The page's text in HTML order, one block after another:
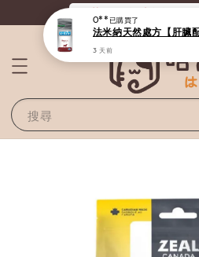
《滿800全站免運》
搜尋